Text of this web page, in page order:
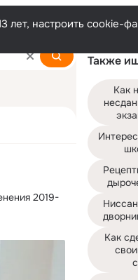
лет, настроить cookie-
Также
Как
Как
2019-